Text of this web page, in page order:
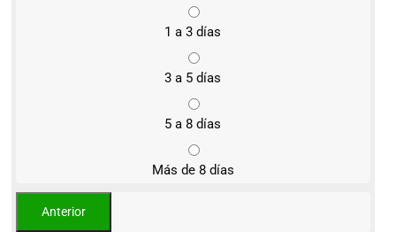
1 a 3 días
3 a 5 días
5 a 8 días
Más de 8 días